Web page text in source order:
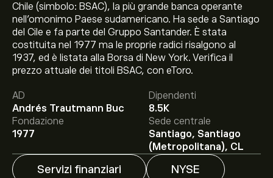
Chile (simbolo: BSAC), la più grande banca operante
nell'omonimo Paese sudamericano. Ha sede a Santiago
del Cile e fa parte del Gruppo Santander. È stata
costituita nel 1977 ma le proprie radici risalgono al
1937, ed è listata alla Borsa di New York. Verifica il
prezzo attuale dei titoli BSAC, con eToro.
AD
Andrés Trautmann Buc
Dipendenti
8.5K
Fondazione
1977
Sede centrale
Santiago, Santiago
(Metropolitana), CL
Servizi finanziari NYSE
Il prezzo attuale delle azioni BSAC è di 35.16‎$‎.
Il target di prezzo medio per le azioni Banco Santander
su eToro per previsioni
dettagliate degli analisti e obiettivi di prezzo.